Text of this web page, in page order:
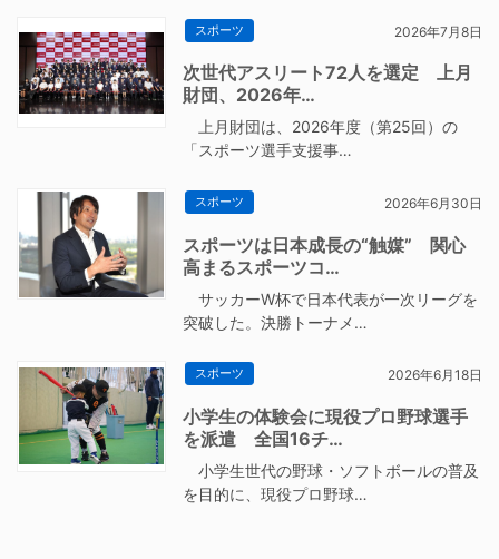
スポーツ 2026年7月8日
次世代アスリート72人を選定 上月
財団、2026年…
上月財団は、2026年度（第25回）の
「スポーツ選手支援事…
スポーツ 2026年6月30日
スポーツは日本成長の“触媒” 関心
高まるスポーツコ…
サッカーW杯で日本代表が一次リーグを
突破した。決勝トーナメ…
スポーツ 2026年6月18日
小学生の体験会に現役プロ野球選手
を派遣 全国16チ…
小学生世代の野球・ソフトボールの普及
を目的に、現役プロ野球…